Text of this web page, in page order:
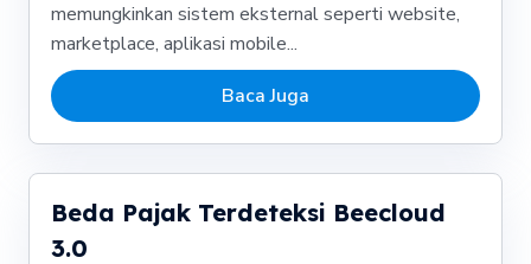
memungkinkan sistem eksternal seperti website,
marketplace, aplikasi mobile...
Baca Juga
Beda Pajak Terdeteksi Beecloud
3.0